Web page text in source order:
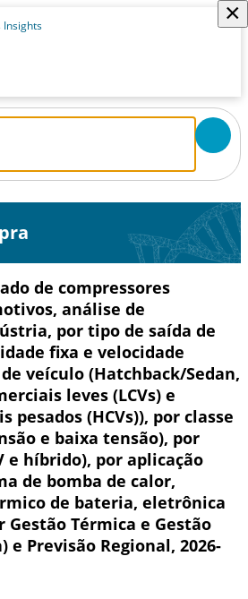
×
de compressores
análise de
por tipo de saída de
fixa e velocidade
veículo (Hatchback/Sedan,
leves (LCVs) e
pesados (HCVs)), por classe
e baixa tensão), por
e híbrido), por aplicação
de bomba de calor,
de bateria, eletrônica
Térmica e Gestão
e Previsão Regional, 2026-